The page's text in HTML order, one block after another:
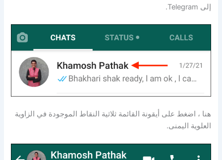
إلى Telegram.
هنا ، اضغط على أيقونة القائمة ثلاثية النقاط الموجودة في الزاوية
العلوية اليمنى.